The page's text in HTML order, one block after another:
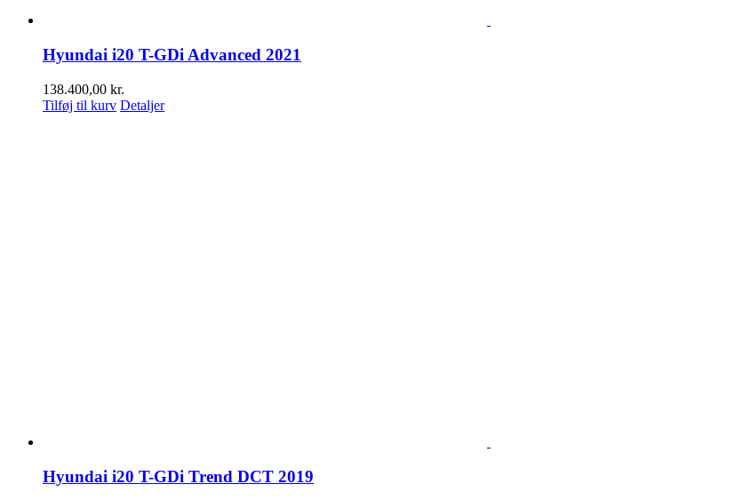
Hyundai i20 T-GDi Advanced 2021
138.400,00 kr.
Tilføj til kurv Detaljer
Hyundai i20 T-GDi Trend DCT 2019